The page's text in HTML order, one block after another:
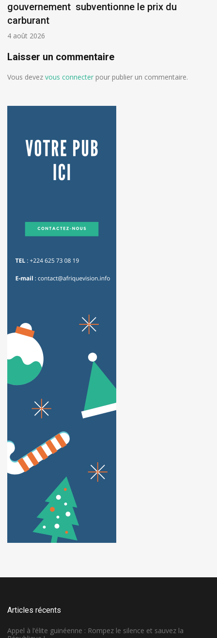
gouvernement subventionne le prix du
carburant
4 août 2026
Laisser un commentaire
Vous devez vous connecter pour publier un commentaire.
Articles récents
Appel à l’élite guinéenne : Rompez le silence et sauvez la